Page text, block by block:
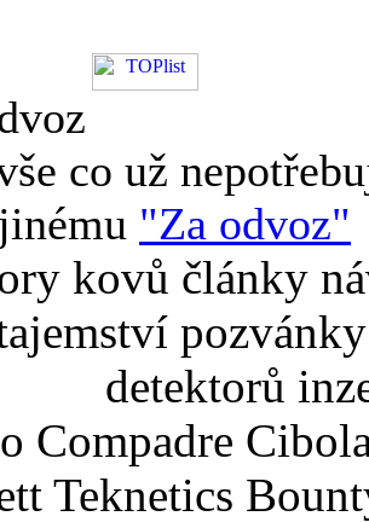
co už
"Za odvoz"
kovů články
detektorů
Compadre
Teknetics